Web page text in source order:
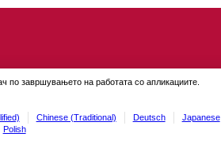
по завршувањето на работата со апликациите.
Chinese (Traditional) Deutsch Japanese
Polish